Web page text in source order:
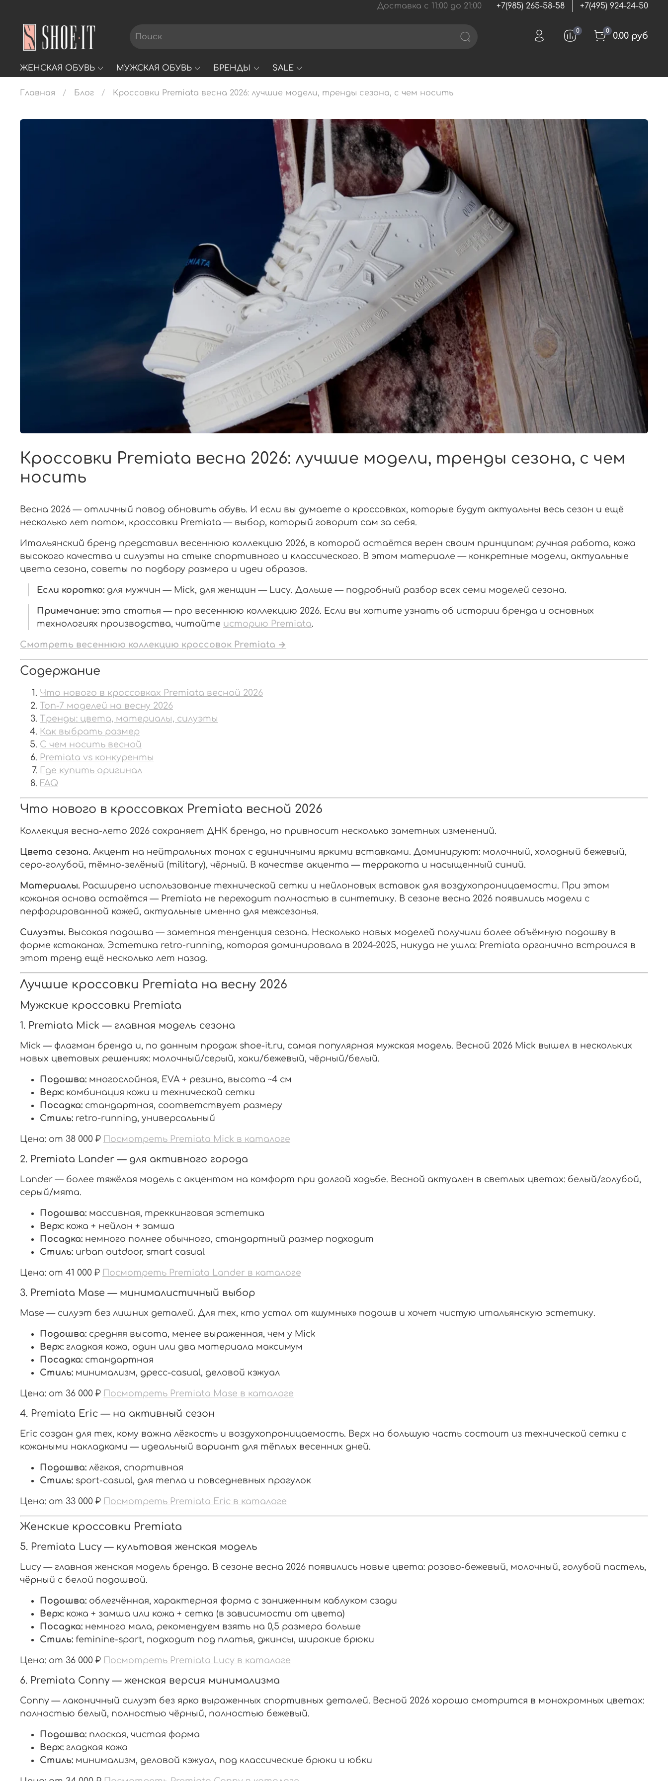
Доставка с 11:00 до 21:00 +7(985) 265-58-58 +7(495) 924-24-50
0 0 0.00 руб
ЖЕНСКАЯ ОБУВЬ МУЖСКАЯ ОБУВЬ БРЕНДЫ SALE
Главная Блог Кроссовки Premiata весна 2026: лучшие модели, тренды сезона, с чем носить
Кроссовки Premiata весна 2026: лучшие модели, тренды сезона, с чем
носить
Весна 2026 — отличный повод обновить обувь. И если вы думаете о кроссовках, которые будут актуальны весь сезон и ещё
несколько лет потом, кроссовки Premiata — выбор, который говорит сам за себя.
Итальянский бренд представил весеннюю коллекцию 2026, в которой остаётся верен своим принципам: ручная работа, кожа
высокого качества и силуэты на стыке спортивного и классического. В этом материале — конкретные модели, актуальные
цвета сезона, советы по подбору размера и идеи образов.
Если коротко: для мужчин — Mick, для женщин — Lucy. Дальше — подробный разбор всех семи моделей сезона.
Примечание: эта статья — про весеннюю коллекцию 2026. Если вы хотите узнать об истории бренда и основных
технологиях производства, читайте историю Premiata.
Смотреть весеннюю коллекцию кроссовок Premiata →
Содержание
Что нового в кроссовках Premiata весной 2026
Топ-7 моделей на весну 2026
Тренды: цвета, материалы, силуэты
Как выбрать размер
С чем носить весной
Premiata vs конкуренты
Где купить оригинал
FAQ
Что нового в кроссовках Premiata весной 2026
Коллекция весна-лето 2026 сохраняет ДНК бренда, но привносит несколько заметных изменений.
Цвета сезона. Акцент на нейтральных тонах с единичными яркими вставками. Доминируют: молочный, холодный бежевый,
серо-голубой, тёмно-зелёный (military), чёрный. В качестве акцента — терракота и насыщенный синий.
Материалы. Расширено использование технической сетки и нейлоновых вставок для воздухопроницаемости. При этом
кожаная основа остаётся — Premiata не переходит полностью в синтетику. В сезоне весна 2026 появились модели с
перфорированной кожей, актуальные именно для межсезонья.
Силуэты. Высокая подошва — заметная тенденция сезона. Несколько новых моделей получили более объёмную подошву в
форме «стакана». Эстетика retro-running, которая доминировала в 2024–2025, никуда не ушла: Premiata органично встроился в
этот тренд ещё несколько лет назад.
Лучшие кроссовки Premiata на весну 2026
Мужские кроссовки Premiata
1. Premiata Mick — главная модель сезона
Mick — флагман бренда и, по данным продаж shoe-it.ru, самая популярная мужская модель. Весной 2026 Mick вышел в нескольких
новых цветовых решениях: молочный/серый, хаки/бежевый, чёрный/белый.
Подошва: многослойная, EVA + резина, высота ~4 см
Верх: комбинация кожи и технической сетки
Посадка: стандартная, соответствует размеру
Стиль: retro-running, универсальный
Цена: от 38 000 ₽ Посмотреть Premiata Mick в каталоге
2. Premiata Lander — для активного города
Lander — более тяжёлая модель с акцентом на комфорт при долгой ходьбе. Весной актуален в светлых цветах: белый/голубой,
серый/мята.
Подошва: массивная, треккинговая эстетика
Верх: кожа + нейлон + замша
Посадка: немного полнее обычного, стандартный размер подходит
Стиль: urban outdoor, smart casual
Цена: от 41 000 ₽ Посмотреть Premiata Lander в каталоге
3. Premiata Mase — минималистичный выбор
Mase — силуэт без лишних деталей. Для тех, кто устал от «шумных» подошв и хочет чистую итальянскую эстетику.
Подошва: средняя высота, менее выраженная, чем у Mick
Верх: гладкая кожа, один или два материала максимум
Посадка: стандартная
Стиль: минимализм, дресс-casual, деловой кэжуал
Цена: от 36 000 ₽ Посмотреть Premiata Mase в каталоге
4. Premiata Eric — на активный сезон
Eric создан для тех, кому важна лёгкость и воздухопроницаемость. Верх на большую часть состоит из технической сетки с
кожаными накладками — идеальный вариант для тёплых весенних дней.
Подошва: лёгкая, спортивная
Стиль: sport-casual, для тепла и повседневных прогулок
Цена: от 33 000 ₽ Посмотреть Premiata Eric в каталоге
Женские кроссовки Premiata
5. Premiata Lucy — культовая женская модель
Lucy — главная женская модель бренда. В сезоне весна 2026 появились новые цвета: розово-бежевый, молочный, голубой пастель,
чёрный с белой подошвой.
Подошва: облегчённая, характерная форма с заниженным каблуком сзади
Верх: кожа + замша или кожа + сетка (в зависимости от цвета)
Посадка: немного мала, рекомендуем взять на 0,5 размера больше
Стиль: feminine-sport, подходит под платья, джинсы, широкие брюки
Цена: от 36 000 ₽ Посмотреть Premiata Lucy в каталоге
6. Premiata Conny — женская версия минимализма
Conny — лаконичный силуэт без ярко выраженных спортивных деталей. Весной 2026 хорошо смотрится в монохромных цветах:
полностью белый, полностью чёрный, полностью бежевый.
Подошва: плоская, чистая форма
Верх: гладкая кожа
Стиль: минимализм, деловой кэжуал, под классические брюки и юбки